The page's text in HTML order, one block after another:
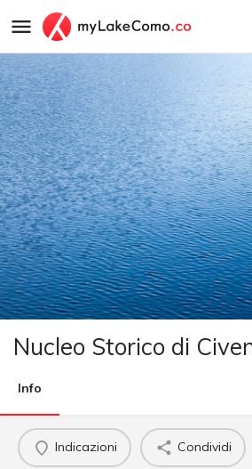
Nucleo Storico di
Info
Indicazioni Condividi